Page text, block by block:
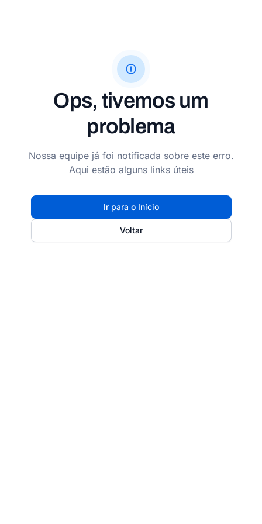
Ops, tivemos um
problema
Nossa equipe já foi notificada sobre este erro.
Aqui estão alguns links úteis
Ir para o Início
Voltar